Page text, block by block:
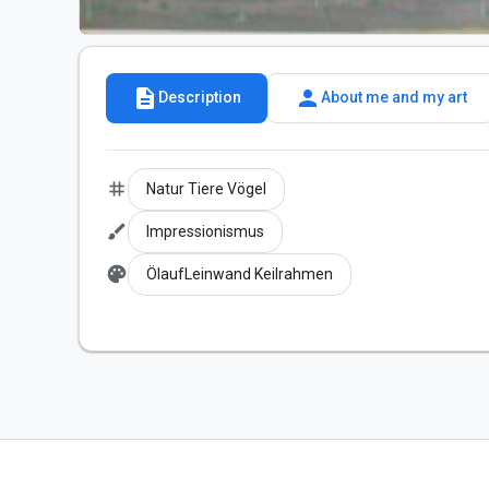
description Description person About me and my art
tag Natur Tiere Vögel
brush Impressionismus
palette ÖlaufLeinwand Keilrahmen